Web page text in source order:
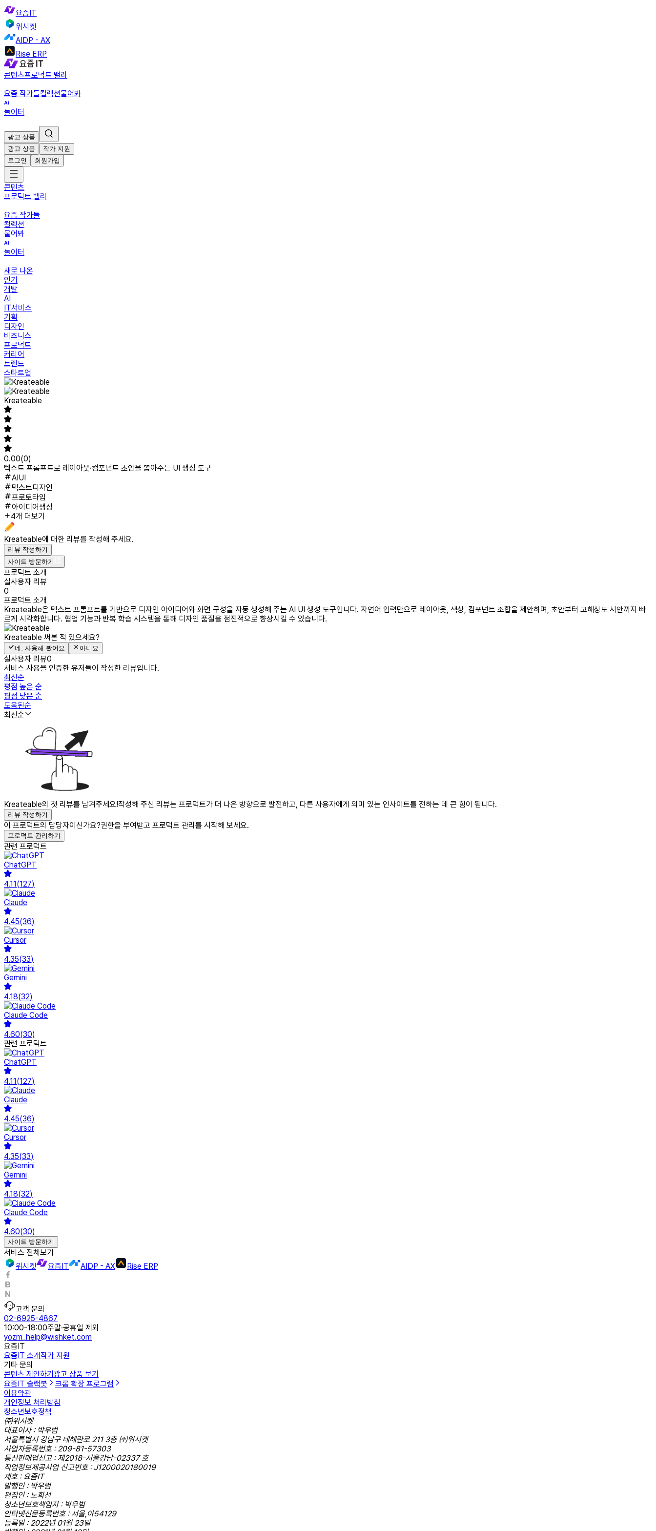
요즘IT
위시켓
AIDP - AX
Rise ERP
콘텐츠프로덕트 밸리
요즘 작가들컬렉션물어봐
놀이터
광고 상품
광고 상품
작가 지원
로그인
회원가입
콘텐츠
프로덕트 밸리
요즘 작가들
컬렉션
물어봐
놀이터
새로 나온
인기
개발
AI
IT서비스
기획
디자인
비즈니스
프로덕트
커리어
트렌드
스타트업
Kreateable
0.00(0)
텍스트 프롬프트로 레이아웃·컴포넌트 초안을 뽑아주는 UI 생성 도구
AIUI
텍스트디자인
프로토타입
아이디어생성
4개 더보기
Kreateable에 대한 리뷰를 작성해 주세요.
리뷰 작성하기
사이트 방문하기
프로덕트 소개
실사용자 리뷰
0
프로덕트 소개
Kreateable은 텍스트 프롬프트를 기반으로 디자인 아이디어와 화면 구성을 자동 생성해 주는 AI UI 생성 도구입니다. 자연어 입력만으로 레이아웃, 색상, 컴포넌트 조합을 제안하며, 초안부터 고해상도 시안까지 빠
르게 시각화합니다. 협업 기능과 반복 학습 시스템을 통해 디자인 품질을 점진적으로 향상시킬 수 있습니다.
Kreateable 써본 적 있으세요?
네, 사용해 봤어요 아니요
실사용자 리뷰0
서비스 사용을 인증한 유저들이 작성한 리뷰입니다.
최신순
평점 높은 순
평점 낮은 순
도움된순
최신순
Kreateable의 첫 리뷰를 남겨주세요!작성해 주신 리뷰는 프로덕트가 더 나은 방향으로 발전하고, 다른 사용자에게 의미 있는 인사이트를 전하는 데 큰 힘이 됩니다.
리뷰 작성하기
이 프로덕트의 담당자이신가요?권한을 부여받고 프로덕트 관리를 시작해 보세요.
프로덕트 관리하기
관련 프로덕트
ChatGPT
4.11(127)
Claude
4.45(36)
Cursor
4.35(33)
Gemini
4.18(32)
Claude Code
4.60(30)
관련 프로덕트
ChatGPT
4.11(127)
Claude
4.45(36)
Cursor
4.35(33)
Gemini
4.18(32)
Claude Code
4.60(30)
사이트 방문하기
서비스 전체보기
위시켓
요즘IT AIDP - AX Rise ERP
고객 문의
02-6925-4867
10:00-18:00주말·공휴일 제외
yozm_help@wishket.com
요즘IT
요즘IT 소개작가 지원
기타 문의
콘텐츠 제안하기광고 상품 보기
요즘IT 슬랙봇
크롬 확장 프로그램
이용약관
개인정보 처리방침
청소년보호정책
㈜위시켓
대표이사 : 박우범
서울특별시 강남구 테헤란로 211 3층 ㈜위시켓
사업자등록번호 : 209-81-57303
통신판매업신고 : 제2018-서울강남-02337 호
직업정보제공사업 신고번호 : J1200020180019
제호 : 요즘IT
발행인 : 박우범
편집인 : 노희선
청소년보호책임자 : 박우범
인터넷신문등록번호 : 서울,아54129
등록일 : 2022년 01월 23일